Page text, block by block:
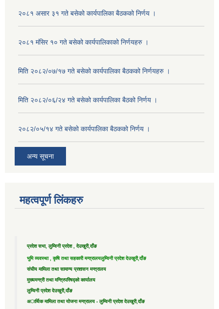
२०८१ असार ३१ गते बसेको कार्यपालिका बैठकको निर्णय ।
२०८१ मंसिर १० गते बसेको कार्यपालिकाको निर्णयहरु ।
मिति २०८२/०७/१७ गते बसेको कार्यपालिका बैठकको निर्णयहरु ।
मिति २०८२/०६/२४ गते बसेको कार्यपालिका बैठको निर्णय ।
२०८२/०५/१४ गते बसेको कार्यपालिका बैठकको निर्णय ।
अन्य सूचना
महत्वपूर्ण लिंकहरु
प्रदेश सभा, लुम्विनी प्रदेश , देउखुरी,दाँङ
भुमि व्यवस्था , कृषि तथा सहकारी मन्त्रालयलुम्विनी प्रदेश देउखुरी,दाँङ
संघीय मामिला तथा सामान्य प्रशासन मन्त्रालय
मुख्यमन्त्री तथा मन्त्रिपरिषद्को कार्यालय
लुम्विनी प्रदेश देउखुरी,दाँङ
अार्थिक मामिला तथा योजना मन्त्रालय - लुम्विनी प्रदेश देउखुरी,दाँङ